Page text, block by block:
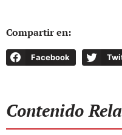
Compartir en:
Facebook
Contenido